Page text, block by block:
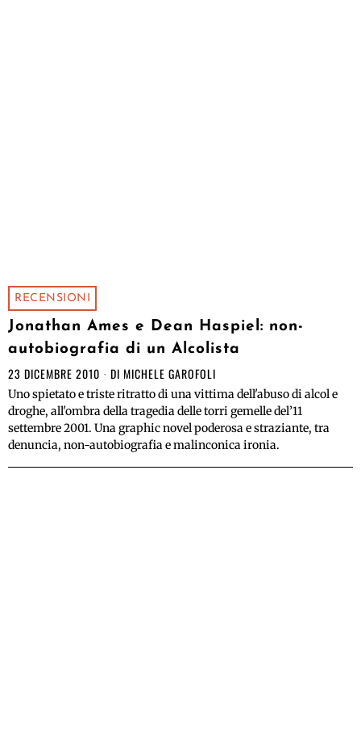
RECENSIONI
Jonathan Ames e Dean Haspiel: non-
autobiografia di un Alcolista
23 DICEMBRE 2010 DI MICHELE GAROFOLI
Uno spietato e triste ritratto di una vittima dell'abuso di alcol e
droghe, all'ombra della tragedia delle torri gemelle del’11
settembre 2001. Una graphic novel poderosa e straziante, tra
denuncia, non-autobiografia e malinconica ironia.